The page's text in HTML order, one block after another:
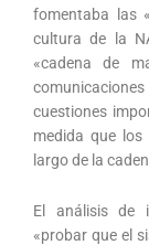
fomentaba las
cultura de la
«cadena de
cuestiones
medida que
largo de la
El análisis de
«probar que el